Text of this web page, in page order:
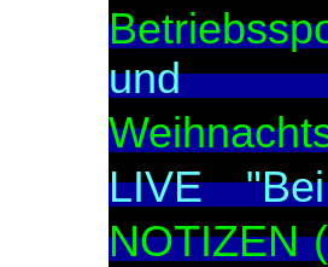
und
LIVE
NOTIZEN